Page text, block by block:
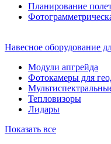
Планирование
Навесное оборудование
Модули апгрейда
Фотокамеры для
Тепловизоры
Лидары
Показать все